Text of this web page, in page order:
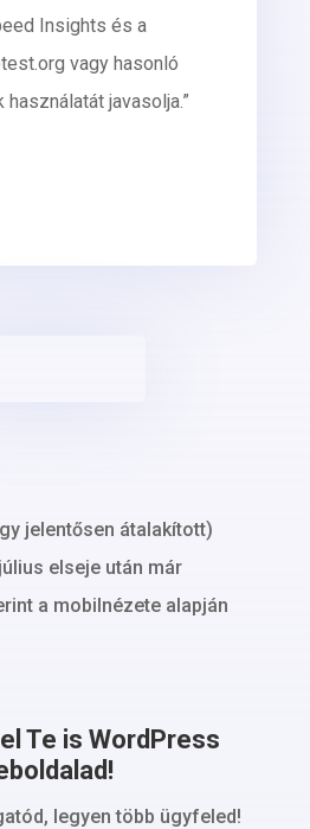
Insights és a
vagy hasonló
javasolja.”
jelentősen átalakított)
elseje után már
a mobilnézete alapján
Te is WordPress
legyen több ügyfeled!